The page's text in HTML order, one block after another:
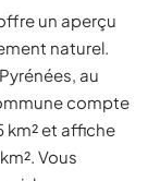
un aperçu
naturel.
au
compte
km² et affiche
Vous